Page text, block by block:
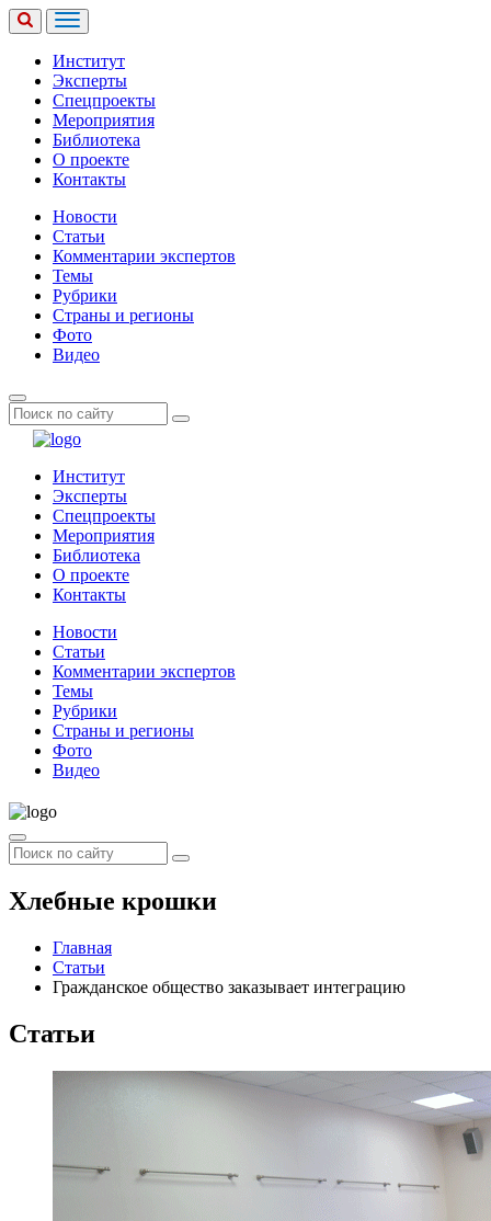
Институт
Эксперты
Спецпроекты
Мероприятия
Библиотека
О проекте
Контакты
Новости
Статьи
Комментарии экспертов
Темы
Рубрики
Страны и регионы
Фото
Видео
Институт
Эксперты
Спецпроекты
Мероприятия
Библиотека
О проекте
Контакты
Новости
Статьи
Комментарии экспертов
Темы
Рубрики
Страны и регионы
Фото
Видео
Хлебные крошки
Главная
Статьи
Гражданское общество заказывает интеграцию
Статьи